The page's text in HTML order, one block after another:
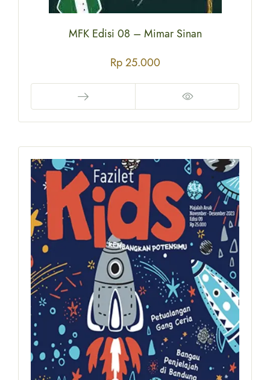
MFK Edisi 08 – Mimar Sinan
Rp25.000